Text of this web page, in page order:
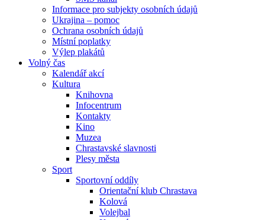
Informace pro subjekty osobních údajů
Ukrajina – pomoc
Ochrana osobních údajů
Místní poplatky
Výlep plakátů
Volný čas
Kalendář akcí
Kultura
Knihovna
Infocentrum
Kontakty
Kino
Muzea
Chrastavské slavnosti
Plesy města
Sport
Sportovní oddíly
Orientační klub Chrastava
Kolová
Volejbal